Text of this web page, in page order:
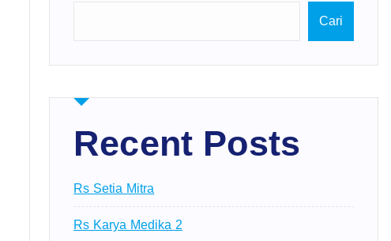
Cari
Recent Posts
Rs Setia Mitra
Rs Karya Medika 2